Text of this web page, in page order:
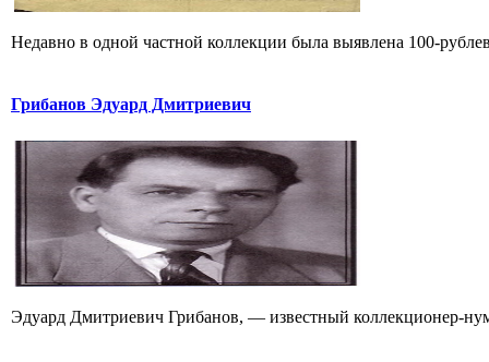
Недавно в одной частной коллекции была выявлена 100-
Грибанов Эдуард Дмитриевич
Эдуард Дмитриевич Грибанов, — известный коллекционер-